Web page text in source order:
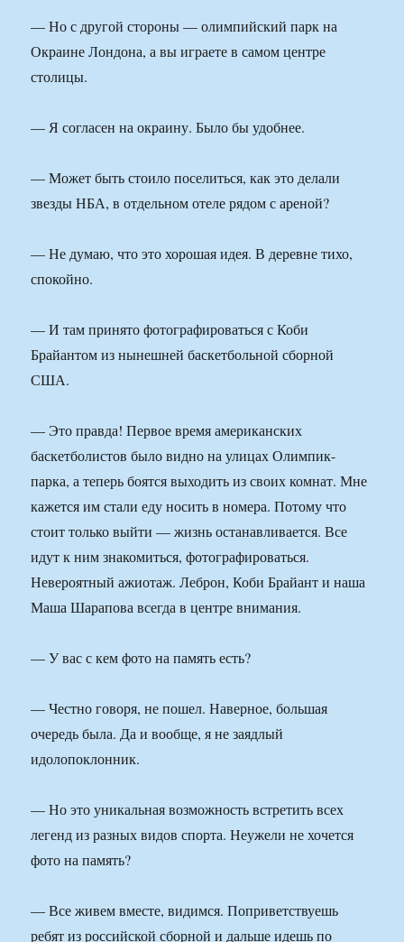
— Но с другой стороны — олимпийский парк на
Окраине Лондона, а вы играете в самом центре
столицы.
— Я согласен на окраину. Было бы удобнее.
— Может быть стоило поселиться, как это делали
звезды НБА, в отдельном отеле рядом с ареной?
— Не думаю, что это хорошая идея. В деревне тихо,
спокойно.
— И там принято фотографироваться с Коби
Брайантом из нынешней баскетбольной сборной
США.
— Это правда! Первое время американских
баскетболистов было видно на улицах Олимпик-
парка, а теперь боятся выходить из своих комнат. Мне
кажется им стали еду носить в номера. Потому что
стоит только выйти — жизнь останавливается. Все
идут к ним знакомиться, фотографироваться.
Невероятный ажиотаж. Леброн, Коби Брайант и наша
Маша Шарапова всегда в центре внимания.
— У вас с кем фото на память есть?
— Честно говоря, не пошел. Наверное, большая
очередь была. Да и вообще, я не заядлый
идолопоклонник.
— Но это уникальная возможность встретить всех
легенд из разных видов спорта. Неужели не хочется
фото на память?
— Все живем вместе, видимся. Поприветствуешь
ребят из российской сборной и дальше идешь по